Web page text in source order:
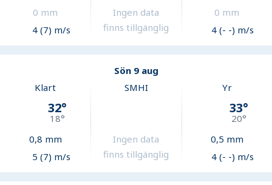
0 mm
4 (7) m/s
Ingen data
finns tillgänglig
0 mm
4 (- -) m/s
Sön 9 aug
Klart
32°
18°
0,8 mm
5 (7) m/s
SMHI
Ingen data
finns tillgänglig
Yr
33°
20°
0,5 mm
4 (- -) m/s